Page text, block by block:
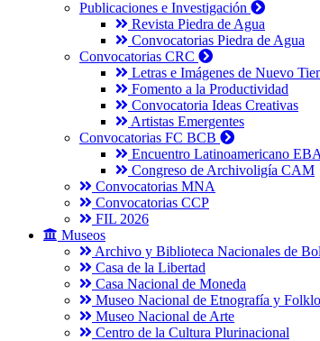
Publicaciones e Investigación
Revista Piedra de Agua
Convocatorias Piedra de Agua
Convocatorias CRC
Letras e Imágenes de Nuevo
Fomento a la Productividad
Convocatoria Ideas Creativas
Artistas Emergentes
Convocatorias FC BCB
Encuentro Latinoamericano
Congreso de Archivoligía CAM
Convocatorias MNA
Convocatorias CCP
FIL 2026
Museos
Archivo y Biblioteca Nacionales de
Casa de la Libertad
Casa Nacional de Moneda
Museo Nacional de Etnografía y
Museo Nacional de Arte
Centro de la Cultura Plurinacional